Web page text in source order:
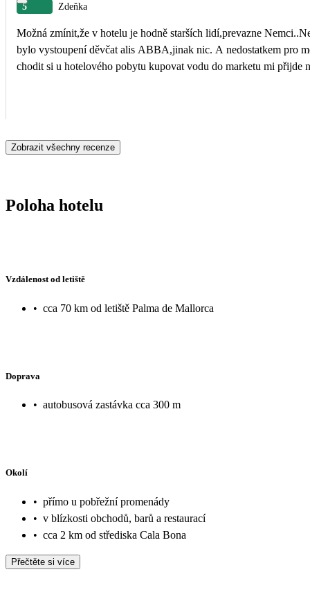
5 Zdeňka
Možná zmínit,že v hotelu je hodně starších lidí,prevazne
bylo vystoupení děvčat alis ABBA,jinak nic. A nedostatkem pro
chodit si u hotelového pobytu kupovat vodu do marketu mi přijde
Zobrazit všechny recenze
Poloha hotelu
Vzdálenost od letiště
• cca 70 km od letiště Palma de Mallorca
Doprava
• autobusová zastávka cca 300 m
Okolí
• přímo u pobřežní promenády
• v blízkosti obchodů, barů a restaurací
• cca 2 km od střediska Cala Bona
Přečtěte si více